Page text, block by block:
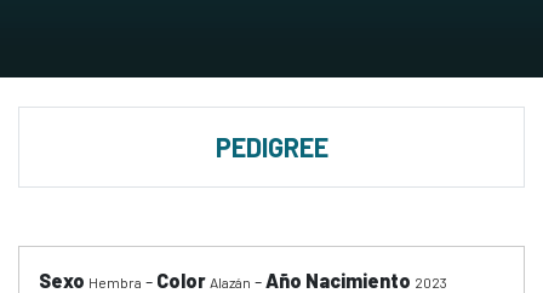
PEDIGREE
Sexo Hembra - Color Alazán -Año Nacimiento 2023